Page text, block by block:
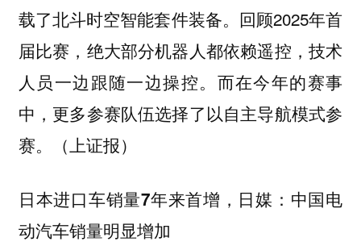
载了北斗时空智能套件装备。回顾2025年首
届比赛，绝大部分机器人都依赖遥控，技术
人员一边跟随一边操控。而在今年的赛事
中，更多参赛队伍选择了以自主导航模式参
赛。（上证报）
日本进口车销量7年来首增，日媒：中国电
动汽车销量明显增加